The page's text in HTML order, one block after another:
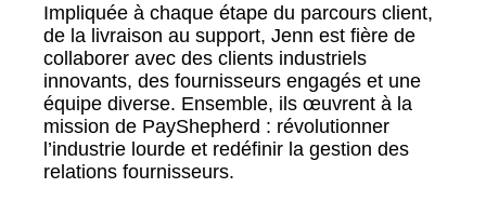
Impliquée à chaque étape du parcours client,
de la livraison au support, Jenn est fière de
collaborer avec des clients industriels
innovants, des fournisseurs engagés et une
équipe diverse. Ensemble, ils œuvrent à la
mission de PayShepherd : révolutionner
l’industrie lourde et redéfinir la gestion des
relations fournisseurs.